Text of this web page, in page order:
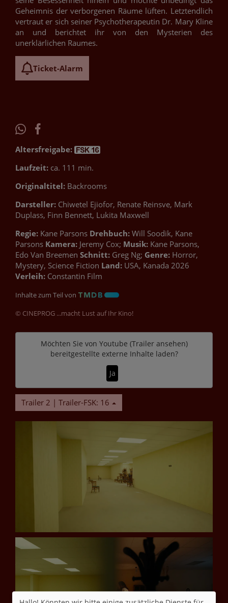
Geheimnis der verborgenen Räume lüften. Letztendlich
vertraut er sich seiner Psychotherapeutin Dr. Mary Kline
an und berichtet ihr von den Mysterien des
unerklärlichen Raumes.
Ticket-Alarm
Altersfreigabe:
Laufzeit: ca. 111 min.
Originaltitel: Backrooms
Darsteller: Chiwetel Ejiofor, Renate Reinsve, Mark
Duplass, Finn Bennett, Lukita Maxwell
Regie: Kane Parsons Drehbuch: Will Soodik, Kane
Parsons Kamera: Jeremy Cox; Musik: Kane Parsons,
Edo Van Breemen Schnitt: Greg Ng; Genre: Horror,
Mystery, Science Fiction Land: USA, Kanada 2026
Verleih: Constantin Film
Inhalte zum Teil von
© CINEPROG ...macht Lust auf Ihr Kino!
Möchten Sie von Youtube (Trailer ansehen)
bereitgestellte externe Inhalte laden?
Ja
Trailer 2 | Trailer-FSK: 16